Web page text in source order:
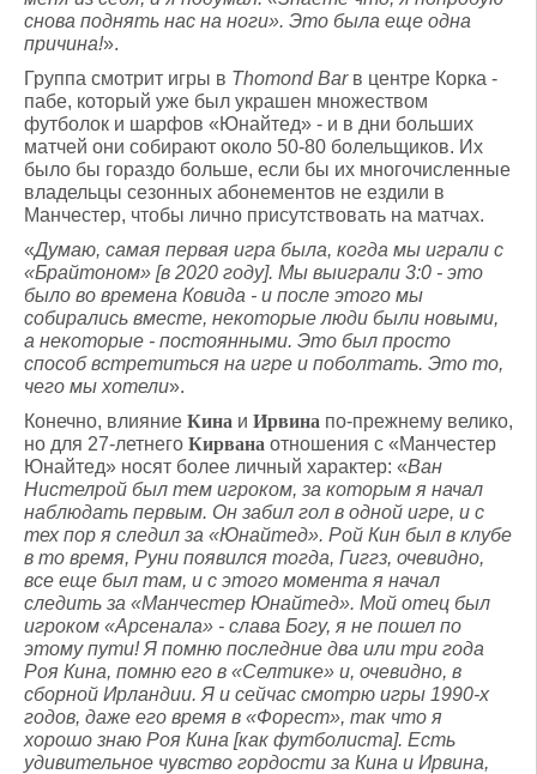
снова поднять нас на ноги». Это была еще одна
причина!».
Группа смотрит игры в Thomond Barв центре Корка -
пабе, который уже был украшен множеством
футболок и шарфов «Юнайтед» - и в дни больших
матчей они собирают около 50-80 болельщиков. Их
было бы гораздо больше, если бы их многочисленные
владельцы сезонных абонементов не ездили в
Манчестер, чтобы лично присутствовать на матчах.
«Думаю, самая первая игра была, когда мы играли с
«Брайтоном» [в 2020 году]. Мы выиграли 3:0 - это
было во времена Ковида - и после этого мы
собирались вместе, некоторые люди были новыми,
а некоторые - постоянными. Это был просто
способ встретиться на игре и поболтать. Это то,
чего мы хотели».
Конечно, влияние Кина и Ирвина по-прежнему велико,
но для 27-летнего Кирвана отношения с «Манчестер
Юнайтед» носят более личный характер: «Ван
Нистелрой был тем игроком, за которым я начал
наблюдать первым. Он забил гол в одной игре, и с
тех пор я следил за «Юнайтед». Рой Кин был в клубе
в то время, Руни появился тогда, Гиггз, очевидно,
все еще был там, и с этого момента я начал
следить за «Манчестер Юнайтед». Мой отец был
игроком «Арсенала» - слава Богу, я не пошел по
этому пути! Я помню последние два или три года
Роя Кина, помню его в «Селтике» и, очевидно, в
сборной Ирландии. Я и сейчас смотрю игры 1990-х
годов, даже его время в «Форест», так что я
хорошо знаю Роя Кина [как футболиста]. Есть
удивительное чувство гордости за Кина и Ирвина,